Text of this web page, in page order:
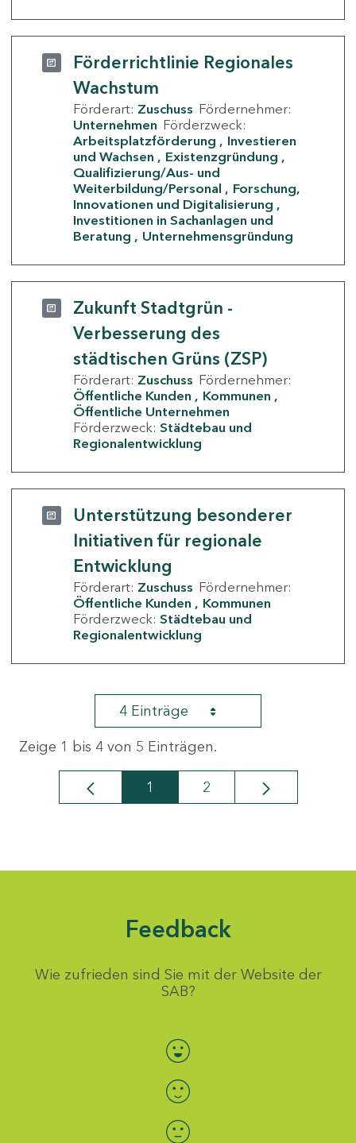
Förderrichtlinie Regionales
Wachstum
Förderart: Zuschuss Fördernehmer:
Unternehmen Förderzweck:
Arbeitsplatzförderung
Investieren
und Wachsen
Existenzgründung
Qualifizierung/Aus- und
Weiterbildung/Personal
Forschung,
Innovationen und Digitalisierung
Investitionen in Sachanlagen und
Beratung
Unternehmensgründung
Zukunft Stadtgrün -
Verbesserung des
städtischen Grüns (ZSP)
Förderart: Zuschuss Fördernehmer:
Öffentliche Kunden
Kommunen
Öffentliche Unternehmen
Förderzweck: Städtebau und
Regionalentwicklung
Unterstützung besonderer
Initiativen für regionale
Entwicklung
Förderart: Zuschuss Fördernehmer:
Öffentliche Kunden
Kommunen
Förderzweck: Städtebau und
Regionalentwicklung
4 Einträge
Zeige 1 bis 4 von 5 Einträgen.
Seite
1 Seite
2
Feedback
Wie zufrieden sind Sie mit der Website der
SAB?
Bewertung auswählen